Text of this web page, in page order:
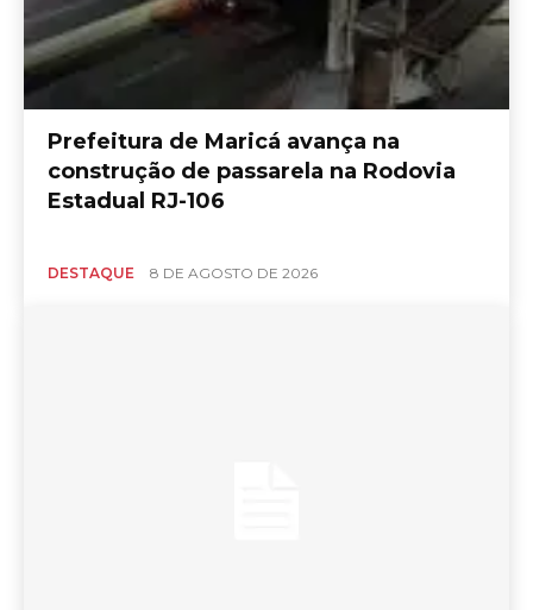
Prefeitura de Maricá avança na
construção de passarela na Rodovia
Estadual RJ-106
DESTAQUE 8 DE AGOSTO DE 2026